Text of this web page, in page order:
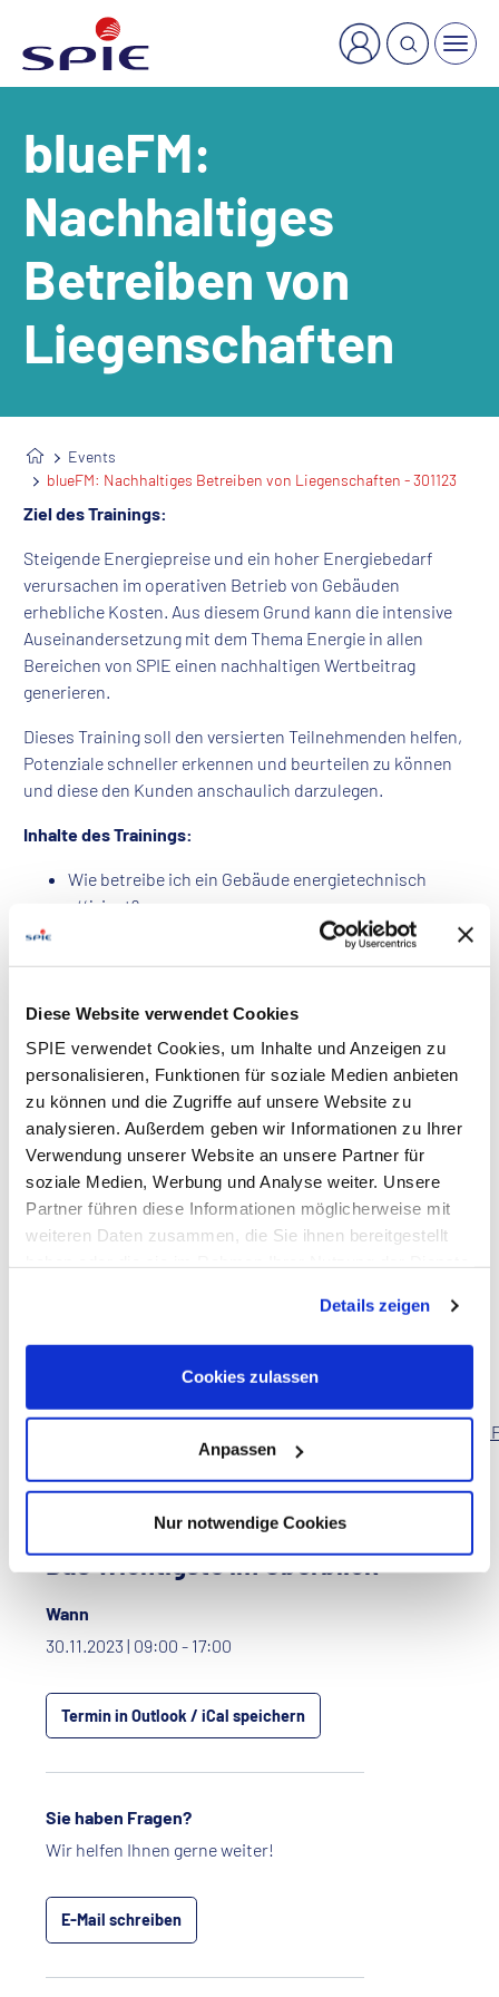
Diese Website verwendet Cookies
SPIE verwendet Cookies, um Inhalte und Anzeigen zu
personalisieren, Funktionen für soziale Medien anbieten
zu können und die Zugriffe auf unsere Website zu
analysieren. Außerdem geben wir Informationen zu Ihrer
Verwendung unserer Website an unsere Partner für
soziale Medien, Werbung und Analyse weiter. Unsere
Partner führen diese Informationen möglicherweise mit
weiteren Daten zusammen, die Sie ihnen bereitgestellt
Verarbeitung Ihrer Daten in den USA ein. Alle weiteren
Informationen zu Cookies finden Sie in unseren
Datenschutzhinweisen.
Details zeigen
Cookies zulassen
Anpassen
Nur notwendige Cookies
blueFM:
Nachhaltiges
Betreiben von
Liegenschaften
Events
blueFM: Nachhaltiges Betreiben von Liegenschaften - 301123
Ziel des Trainings:
Steigende Energiepreise und ein hoher Energiebedarf
verursachen im operativen Betrieb von Gebäuden
erhebliche Kosten. Aus diesem Grund kann die intensive
Auseinandersetzung mit dem Thema Energie in allen
Bereichen von SPIE einen nachhaltigen Wertbeitrag
generieren.
Dieses Training soll den versierten Teilnehmenden helfen,
Potenziale schneller erkennen und beurteilen zu können
und diese den Kunden anschaulich darzulegen.
Inhalte des Trainings:
Wie betreibe ich ein Gebäude energietechnisch
effizient?
Welche Möglichkeiten gibt es, um energetische
Wie führe ich eine erste Effizienzeinschätzung und
Bewertung von CO2 Einsparungen durch?
Welcher Nutzen ergibt sich aus der Generierung von
Energieeinsparpotenzialen hinsichtlich der
Kundenzufriedenheit?
Kosten:75,- €
Trainer:in:Andreas Queißer, SPIE DZE
Anmeldung unter:
https://forms.office.com/Pages/ResponsePage.aspx?
id=xIt9GL7Da06xO3MO0ru4vJ7Gq-
Das Wichtigste im Überblick
Wann
30.11.2023 | 09:00 - 17:00
Termin in Outlook / iCal speichern
Sie haben Fragen?
Wir helfen Ihnen gerne weiter!
E-Mail schreiben